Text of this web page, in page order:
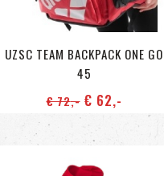
UZSC TEAM BACKPACK ONE GO
45
€ 72,-€ 62,-